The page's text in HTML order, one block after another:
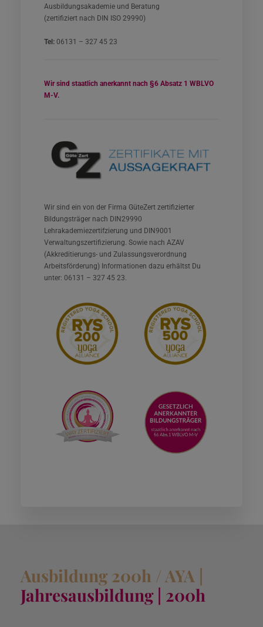
Ausbildungsakademie und Beratung
(zertifiziert nach DIN ISO 29990)
Tel: 06131 – 327 45 23
Wir sind staatlich anerkannt nach §6 Absatz 1 WBLVO
M-V.
Wir sind ein von der Firma GüteZert zertifizierter
Bildungsträger nach DIN29990
Lehrakademiezertifzierung und DIN9001
Verwaltungszertifizierung. Sowie nach AZAV
(Akkreditierungs- und Zulassungsverordnung
Arbeitsförderung) Informationen dazu erhältst Du
unter: 06131 – 327 45 23.
Ausbildung 200h / AYA |
Jahresausbildung | 200h